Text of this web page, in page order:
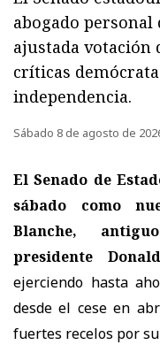
abogado
ajustada votación
críticas
independencia.
Sábado 8 de agosto de
El Senado de
sábado como
Blanche,
presidente
ejerciendo hasta
desde el cese en
fuertes recelos por